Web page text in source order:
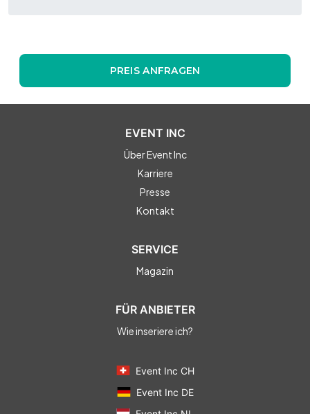
PREIS ANFRAGEN
EVENT INC
Über Event Inc
Karriere
Presse
Kontakt
SERVICE
Magazin
FÜR ANBIETER
Wie inseriere ich?
Event Inc CH
Event Inc DE